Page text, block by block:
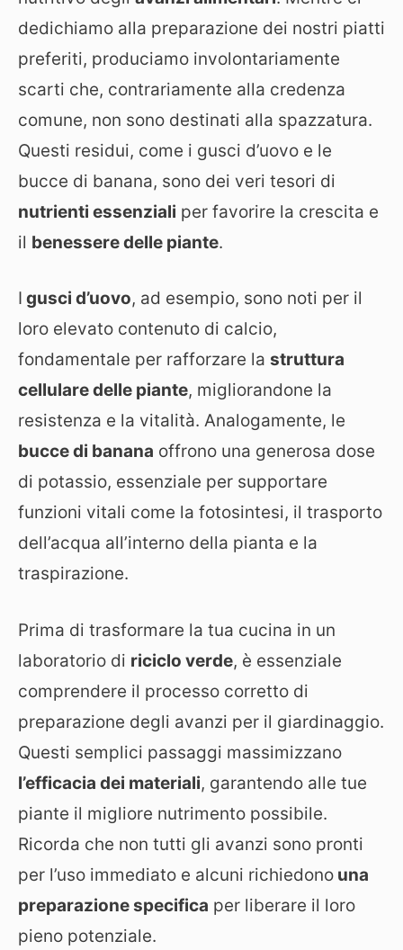
dedichiamo alla preparazione dei nostri piatti
preferiti, produciamo involontariamente
scarti che, contrariamente alla credenza
comune, non sono destinati alla spazzatura.
Questi residui, come i gusci d’uovo e le
bucce di banana, sono dei veri tesori di
nutrienti essenziali per favorire la crescita e
il benessere delle piante.
I gusci d’uovo, ad esempio, sono noti per il
loro elevato contenuto di calcio,
fondamentale per rafforzare la struttura
cellulare delle piante, migliorandone la
resistenza e la vitalità. Analogamente, le
bucce di banana offrono una generosa dose
di potassio, essenziale per supportare
funzioni vitali come la fotosintesi, il trasporto
dell’acqua all’interno della pianta e la
traspirazione.
Prima di trasformare la tua cucina in un
laboratorio di riciclo verde, è essenziale
comprendere il processo corretto di
preparazione degli avanzi per il giardinaggio.
Questi semplici passaggi massimizzano
l’efficacia dei materiali, garantendo alle tue
piante il migliore nutrimento possibile.
Ricorda che non tutti gli avanzi sono pronti
per l’uso immediato e alcuni richiedono una
preparazione specifica per liberare il loro
pieno potenziale.